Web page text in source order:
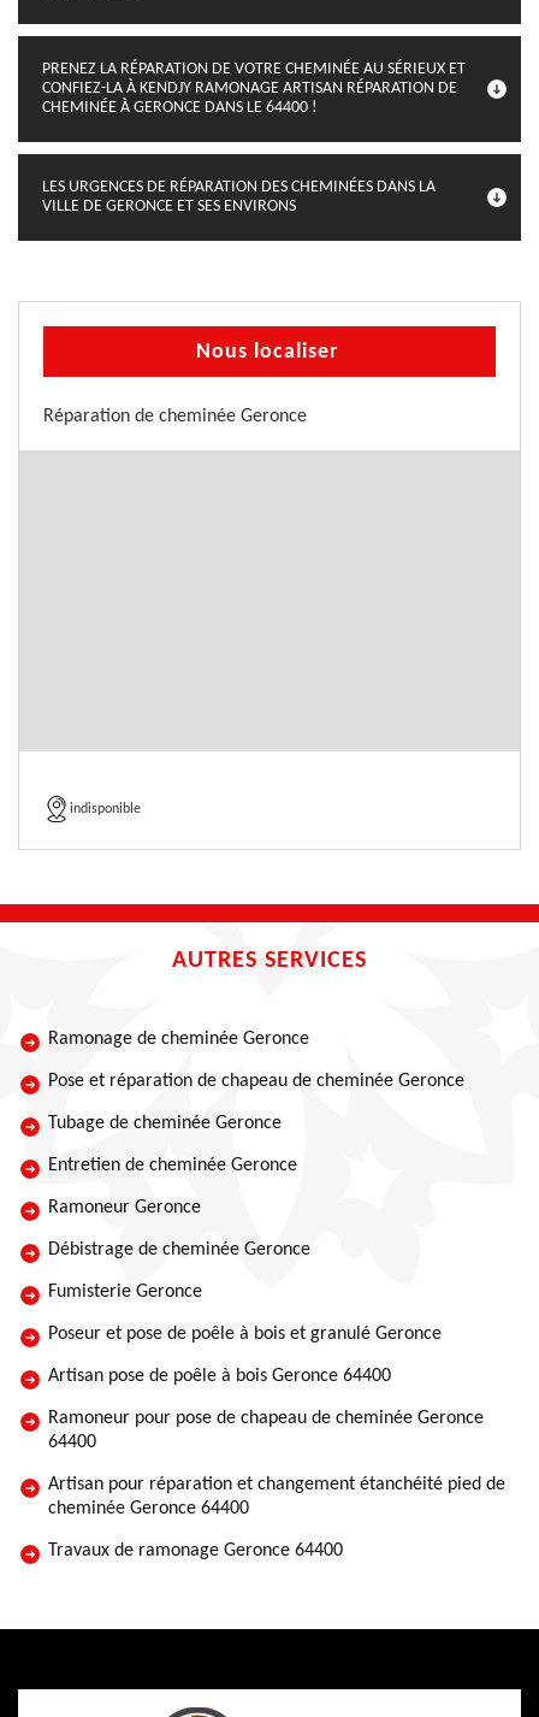
PRENEZ LA RÉPARATION DE VOTRE CHEMINÉE AU SÉRIEUX ET
CONFIEZ-LA À KENDJY RAMONAGE ARTISAN RÉPARATION DE
CHEMINÉE À GERONCE DANS LE 64400 !
LES URGENCES DE RÉPARATION DES CHEMINÉES DANS LA
VILLE DE GERONCE ET SES ENVIRONS
Nous localiser
Réparation de cheminée Geronce
indisponible
AUTRES SERVICES
Ramonage de cheminée Geronce
Pose et réparation de chapeau de cheminée Geronce
Tubage de cheminée Geronce
Entretien de cheminée Geronce
Ramoneur Geronce
Débistrage de cheminée Geronce
Fumisterie Geronce
Poseur et pose de poêle à bois et granulé Geronce
Artisan pose de poêle à bois Geronce 64400
Ramoneur pour pose de chapeau de cheminée Geronce
64400
Artisan pour réparation et changement étanchéité pied de
cheminée Geronce 64400
Travaux de ramonage Geronce 64400